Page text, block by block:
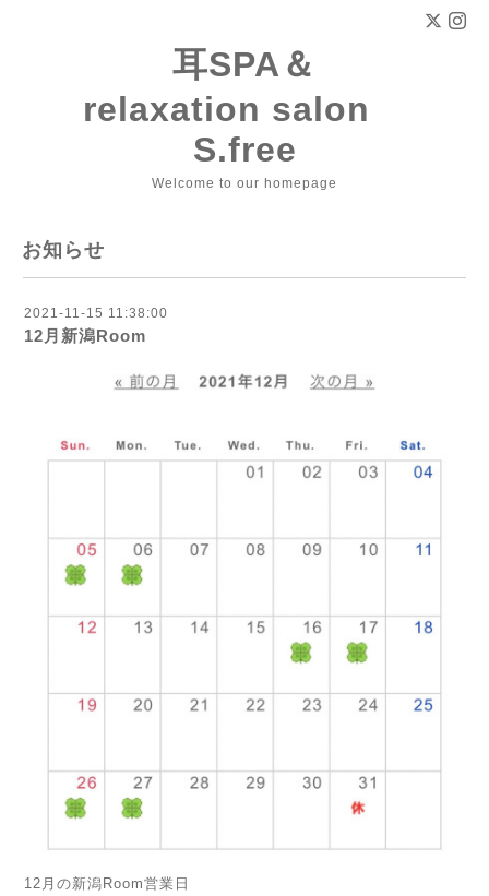
耳SPA＆
relaxation salon
S.free
Welcome to our homepage
お知らせ
2021-11-15 11:38:00
12月新潟Room
12月の新潟Room営業日